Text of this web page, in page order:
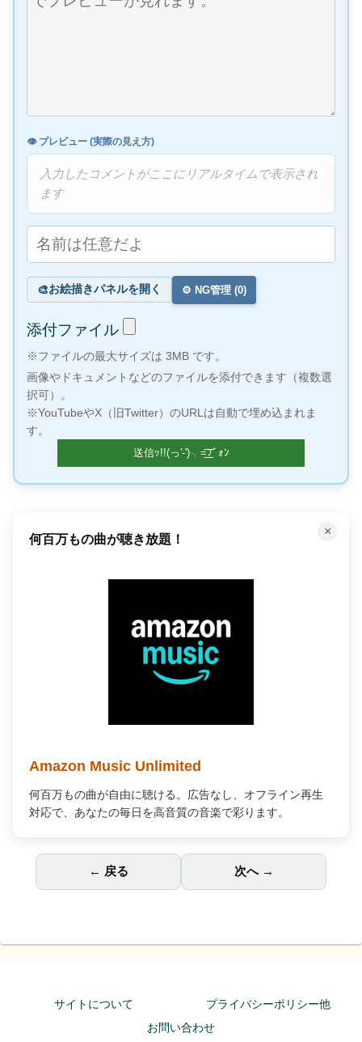
👁️ プレビュー (実際の見え方)
入力したコメントがここにリアルタイムで表示され
ます
🎨お絵描きパネルを開く ⚙️ NG管理 (0)
添付ファイル
※ファイルの最大サイズは 3MB です。
画像やドキュメントなどのファイルを添付できます（複数選
択可）。
※YouTubeやX（旧Twitter）のURLは自動で埋め込まれま
す。
×
何百万もの曲が聴き放題！
Amazon Music Unlimited
何百万もの曲が自由に聴ける。広告なし、オフライン再生
対応で、あなたの毎日を高音質の音楽で彩ります。
← 戻る 次へ →
サイトについて
プライバシーポリシー他
お問い合わせ